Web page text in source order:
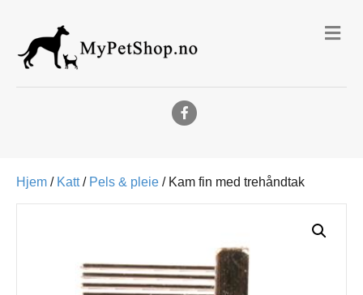
Facebook
Hjem / Katt/ Pels & pleie / Kam fin med trehåndtak